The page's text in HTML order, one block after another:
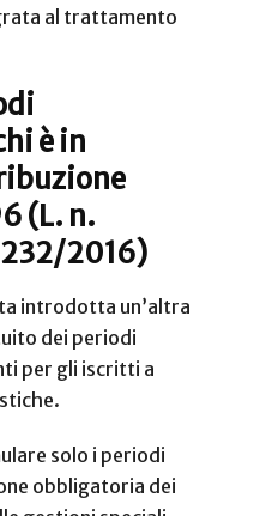
al trattamento
è in
(L. n.
2016)
introdotta un’altra
dei periodi
per gli iscritti a
solo i periodi
obbligatoria dei